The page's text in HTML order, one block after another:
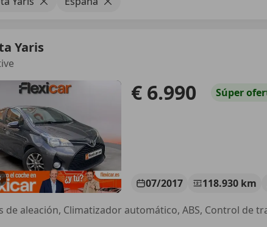
Yaris
€ 6.990 Súper
07/2017 118.930 km
de aleación, Climatizador automático, ABS, Control de